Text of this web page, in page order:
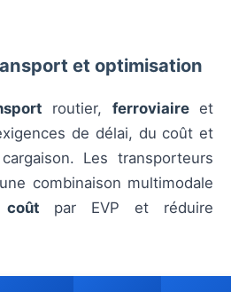
et optimisation
routier, ferroviaireet
de délai, du coût et
Les transporteurs
combinaison multimodale
coût par EVP et réduire